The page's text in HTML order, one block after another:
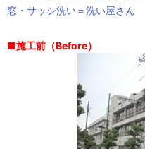
窓・サッシ洗い＝洗い屋さん
■施工前（Before）